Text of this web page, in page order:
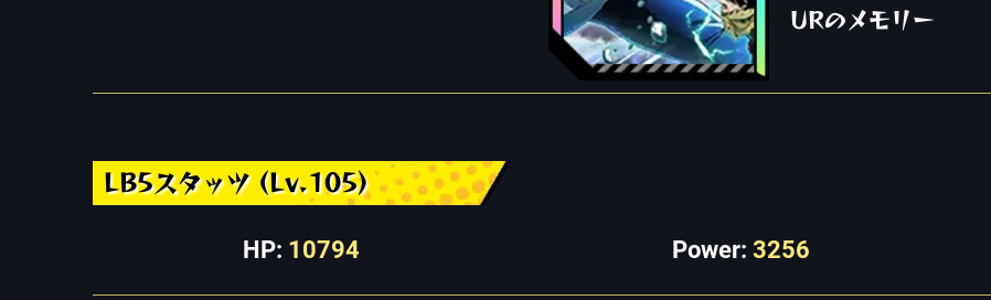
URのメモリー
LB5スタッツ (Lv.105)
HP: 10794 Power:3256